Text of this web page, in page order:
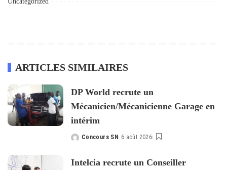
ARTICLES SIMILAIRES
DP World recrute un
Mécanicien/Mécanicienne Garage en
intérim
Posted
Concours SN 6 août 2026
Intelcia recrute un Conseiller